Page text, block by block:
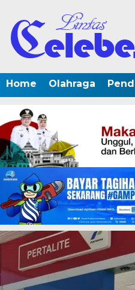
Home Olahraga